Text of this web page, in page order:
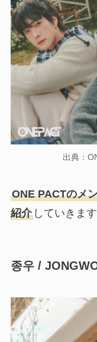
出典：
ONE PACTのメ
紹介していきます
종우 /